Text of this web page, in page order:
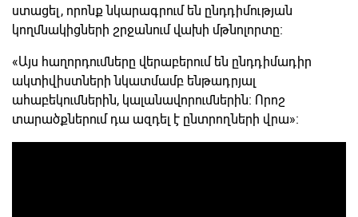
ստացել, որոնք նկարագրում են ընդդիմության
կողմնակիցների շրջանում վախի մթնոլորտը։
«Այս հաղորդումները վերաբերում են ընդդիմադիր
ակտիվիստների նկատմամբ ենթադրյալ
ահաբեկումներին, կալանավորումներին։ Որոշ
տարածքներում դա ազդել է ընտրողների վրա»։